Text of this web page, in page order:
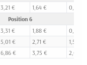
3,21 € 1,64 €
0,79 €
Position 6
3,31 € 1,88 €
0,99 €
5,01 € 2,71 €
1,55 €
6,86 € 3,75 € 2,09 €